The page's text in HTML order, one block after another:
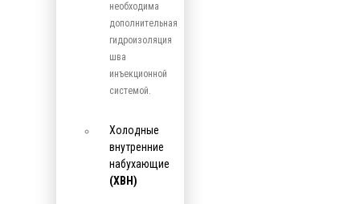
необходима
дополнительная
гидроизоляция
шва
инъекционной
системой.
Холодные
внутренние
набухающие
(ХВН)